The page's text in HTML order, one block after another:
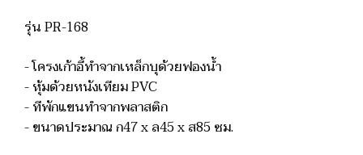
รุ่น PR-168
- โครงเก้าอี้ทำจากเหล็กบุด้วยฟองน้ำ
- หุ้มด้วยหนังเทียม PVC
- ทีพักแขนทำจากพลาสติก
- ขนาดประมาณ ก47 x ล45 x ส85 ซม.